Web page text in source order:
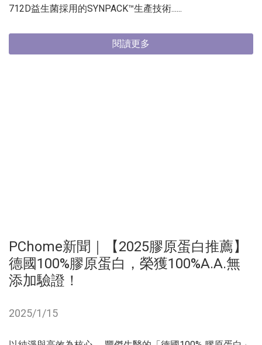
712D益生菌採用的SYNPACK™生產技術......
閱讀更多
PChome新聞｜【2025膠原蛋白推薦】
德國100%膠原蛋白，榮獲100%A.A.無
添加驗證！
2025/1/15